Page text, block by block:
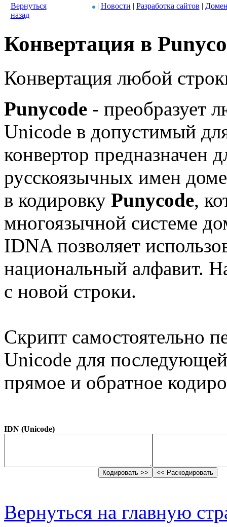
Вернуться
назад
| Новости | Разработка сайтов |
Конвертация в
Конвертация любой
Punycode - преобразует
Unicode в допустимый
конвертор предназначен
русскоязычных имен
в кодировку Punycode,
многоязычной системе
IDNA позволяет
национальный алфавит.
с новой строки.
Скрипт самостоятельно
Unicode для
прямое и обратное
IDN (Unicode)
Вернуться на главную